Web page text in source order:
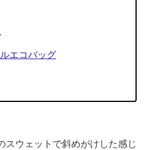
エコバッグ
スウェットで斜めがけした感じ